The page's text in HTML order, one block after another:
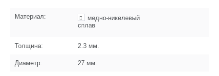
Материал:
медно-никелевый
сплав
Толщина: 2.3 мм.
Диаметр: 27 мм.